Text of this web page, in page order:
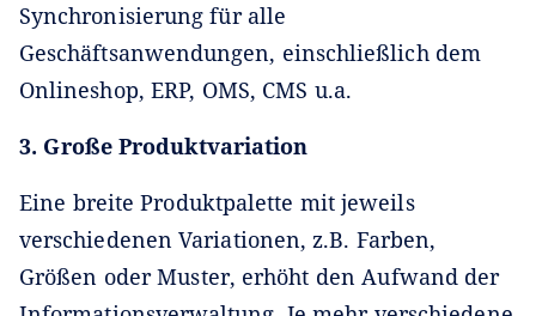
Synchronisierung für alle
Geschäftsanwendungen, einschließlich dem
Onlineshop, ERP, OMS, CMS u.a.
3. Große Produktvariation
Eine breite Produktpalette mit jeweils
verschiedenen Variationen, z.B. Farben,
Größen oder Muster, erhöht den Aufwand der